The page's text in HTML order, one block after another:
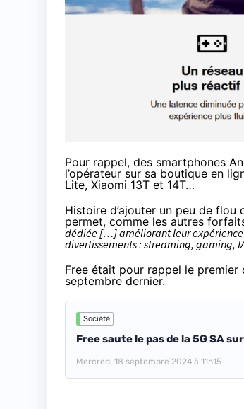
Pour rappel, des smartphones
l’opérateur sur sa boutique en
Lite, Xiaomi 13T et 14T…
Histoire d’ajouter un peu de
permet, comme les autres
dédiée […] améliorant leur expérience
divertissements : streaming, gaming,
Free était pour rappel le premier
septembre dernier.
Société
Free saute le pas de la 5G SA
Mercredi 18 septembre 2024 à 11h15